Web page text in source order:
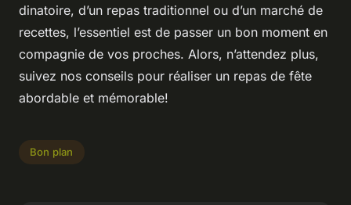
dinatoire, d’un repas traditionnel ou d’un marché de
recettes, l’essentiel est de passer un bon moment en
compagnie de vos proches. Alors, n’attendez plus,
suivez nos conseils pour réaliser un repas de fête
abordable et mémorable!
Bon plan